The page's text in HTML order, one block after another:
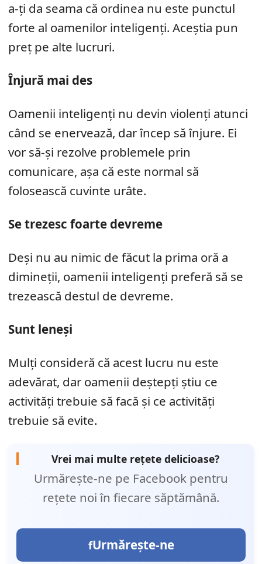
a-ți da seama că ordinea nu este punctul
forte al oamenilor inteligenți. Aceștia pun
preț pe alte lucruri.
Înjură mai des
Oamenii inteligenți nu devin violenți atunci
când se enervează, dar încep să înjure. Ei
vor să-și rezolve problemele prin
comunicare, așa că este normal să
folosească cuvinte urâte.
Se trezesc foarte devreme
Deși nu au nimic de făcut la prima oră a
dimineții, oamenii inteligenți preferă să se
trezească destul de devreme.
Sunt leneși
Mulți consideră că acest lucru nu este
adevărat, dar oamenii deștepți știu ce
activități trebuie să facă și ce activități
trebuie să evite.
Vrei mai multe rețete delicioase?
Urmărește-ne pe Facebook pentru
rețete noi în fiecare săptămână.
Urmărește-ne